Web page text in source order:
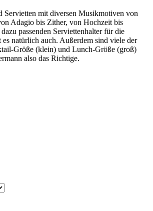
Servietten mit diversen Musikmotiven von
Adagio bis Zither, von Hochzeit bis
passenden Serviettenhalter für die
natürlich auch. Außerdem sind viele der
Größe (klein) und Lunch-Größe (groß)
also das Richtige.